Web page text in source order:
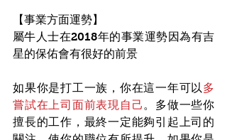
【事業方面運勢】
屬牛人士在2018年的事業運勢因為有吉
星的保佑會有很好的前景
如果你是打工一族，你在這一年可以 多
嘗試在上司面前表現自己 。多做一些你
擅長的工作，最終一定能夠引起上司的